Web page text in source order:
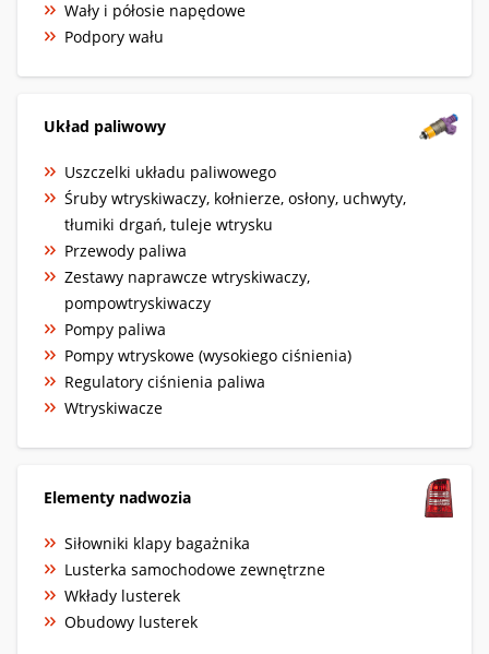
Wały i półosie napędowe
Podpory wału
Układ paliwowy
Uszczelki układu paliwowego
Śruby wtryskiwaczy, kołnierze, osłony, uchwyty,
tłumiki drgań, tuleje wtrysku
Przewody paliwa
Zestawy naprawcze wtryskiwaczy,
pompowtryskiwaczy
Pompy paliwa
Pompy wtryskowe (wysokiego ciśnienia)
Regulatory ciśnienia paliwa
Wtryskiwacze
Elementy nadwozia
Siłowniki klapy bagażnika
Lusterka samochodowe zewnętrzne
Wkłady lusterek
Obudowy lusterek